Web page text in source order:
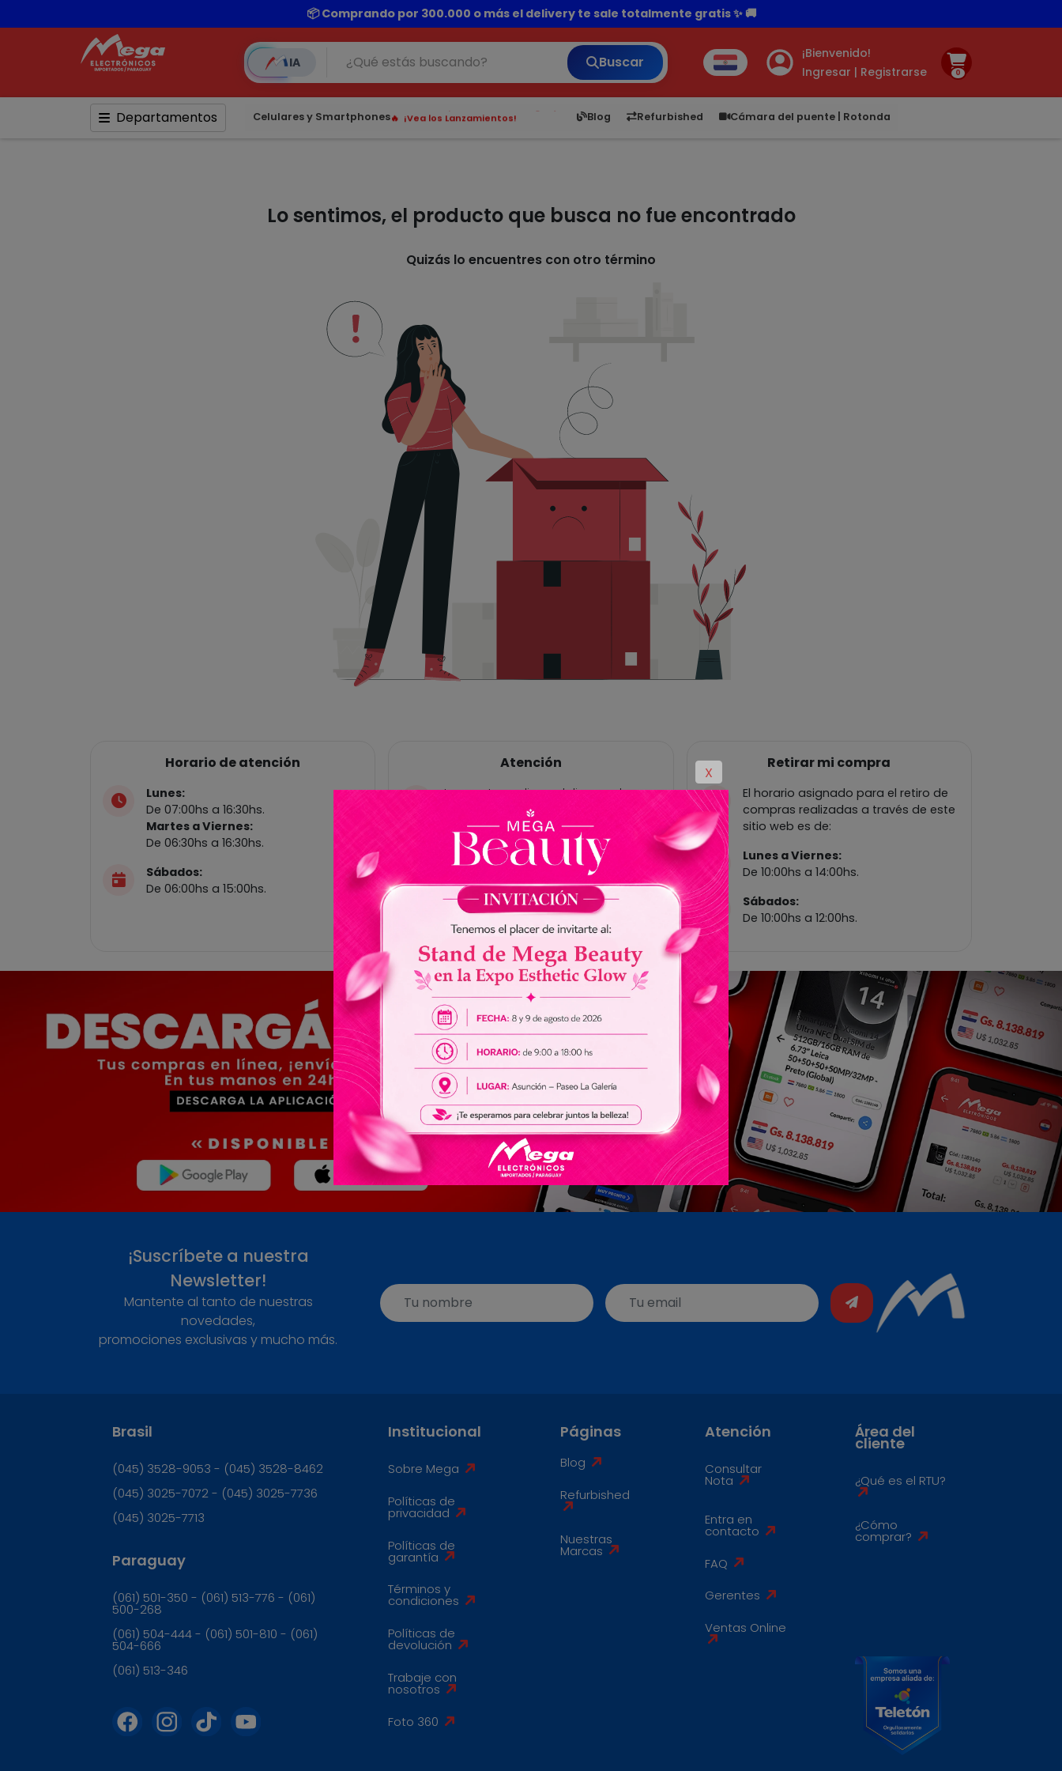
📦 Comprando por 300.000 o más el delivery te sale totalmente gratis ✨ 🚚
💳 ¡HASTA 24 CUOTAS SIN INTERÉS con tarjetas adheridas!
IA
Buscar
¡Bienvenido!
Ingresar | Registrarse
0
Departamentos Celulares y Smartphones
¡Vea los Lanzamientos!
Blog Refurbished Cámara del puente | Rotonda
6,050 5.22 1,900 1.00
Lo sentimos, el producto que busca no fue encontrado
Quizás lo encuentres con otro término
X
Horario de atención
Lunes:
De 07:00hs a 16:30hs.
Martes a Viernes:
De 06:30hs a 16:30hs.
Sábados:
De 06:00hs a 15:00hs.
Atención
Las ventas online y delivery solo
están habilitadas para Paraguay, no
tenemos cuentas bancárias en
Brasil.
No somos responsables por envios
de dinero a nuestros vendedores.
Retirar mi compra
El horario asignado para el retiro de
compras realizadas a través de este
sitio web es de:
Lunes a Viernes:
De 10:00hs a 14:00hs.
Sábados:
De 10:00hs a 12:00hs.
¡Suscríbete a nuestra
Newsletter!
Mantente al tanto de nuestras
novedades,
promociones exclusivas y mucho más.
Brasil
(045) 3528-9053 - (045) 3528-8462
(045) 3025-7072 - (045) 3025-7736
(045) 3025-7713
Paraguay
(061) 501-350 - (061) 513-776 - (061)
500-268
(061) 504-444 - (061) 501-810 - (061)
504-666
(061) 513-346
Institucional
Sobre Mega
Políticas de
privacidad
Políticas de
garantía
Términos y
condiciones
Políticas de
devolución
Trabaje con
nosotros
Foto 360
Páginas
Blog
Refurbished
Nuestras
Marcas
Atención
Consultar
Nota
Entra en
contacto
FAQ
Gerentes
Ventas Online
Área del
cliente
¿Qué es el RTU?
¿Cómo
comprar?